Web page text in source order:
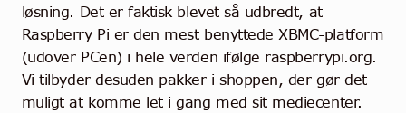
løsning. Det er faktisk blevet så udbredt, at
Raspberry Pi er den mest benyttede XBMC-platform
(udover PCen) i hele verden ifølge raspberrypi.org.
Vi tilbyder desuden pakker i shoppen, der gør det
muligt at komme let i gang med sit mediecenter.